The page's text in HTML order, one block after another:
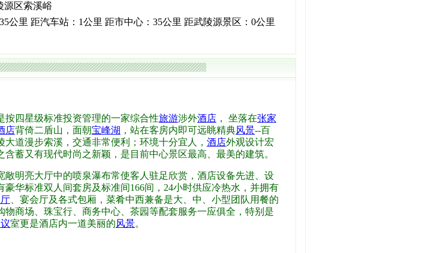
源区索溪峪
公里 距汽车站：1公里 距市中心：35公里 距武陵源景区：0公里
按四星级标准投资管理的一家综合性旅游涉外酒店 ， 坐落在张家
店背倚二盾山，面朝宝峰湖 ，站在客房内即可远眺精典风景--百
道漫步索溪，交通非常便利；环境十分宜人， 酒店外观设计宏
蓄又有现代时尚之新颖，是目前中心景区最高、最美的建筑。
敞明亮大厅中的喷泉瀑布常使客人驻足欣赏，酒店设备先进、设
豪华标准双人间套房及标准间166间，24小时供应冷热水，并拥有
、宴会厅及各式包厢，菜肴中西兼备是大、中、小型团队用餐的
物商场、珠宝行、商务中心、茶园等配套服务一应俱全，特别是
室更是酒店内一道美丽的风景。